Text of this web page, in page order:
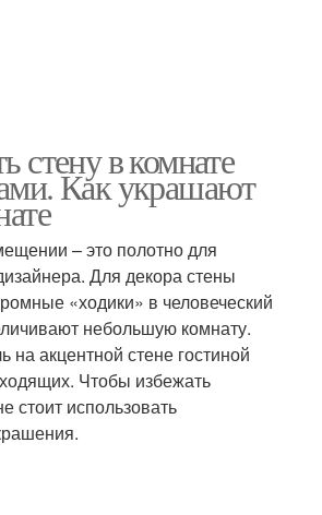
стену в комнате
Как украшают
– это полотно для
Для декора стены
«ходики» в человеческий
небольшую комнату.
акцентной стене гостиной
Чтобы избежать
стоит использовать